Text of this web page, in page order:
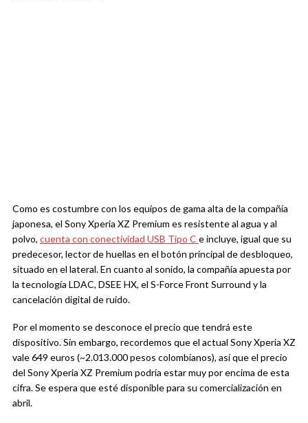
Como es costumbre con los equipos de gama alta de la compañía
japonesa, el Sony Xperia XZ Premium es resistente al agua y al
polvo, cuenta con conectividad USB Tipo C e incluye, igual que su
predecesor, lector de huellas en el botón principal de desbloqueo,
situado en el lateral. En cuanto al sonido, la compañía apuesta por
la tecnología LDAC, DSEE HX, el S-Force Front Surround y la
cancelación digital de ruido.
Por el momento se desconoce el precio que tendrá este
dispositivo. Sin embargo, recordemos que el actual Sony Xperia XZ
vale 649 euros (~2.013.000 pesos colombianos), así que el precio
del Sony Xperia XZ Premium podría estar muy por encima de esta
cifra. Se espera que esté disponible para su comercialización en
abril.